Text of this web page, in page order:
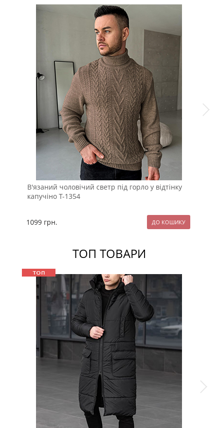
В'язаний чоловічий светр під горло у відтінку
капучіно Т-1354
1099 грн.
ТОП ТОВАРИ